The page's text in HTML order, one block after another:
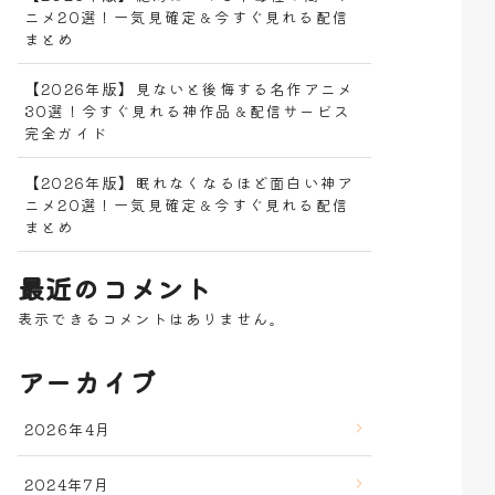
ニメ20選！一気見確定＆今すぐ見れる配信
まとめ
【2026年版】見ないと後悔する名作アニメ
30選！今すぐ見れる神作品＆配信サービス
完全ガイド
【2026年版】眠れなくなるほど面白い神ア
ニメ20選！一気見確定＆今すぐ見れる配信
まとめ
最近のコメント
表示できるコメントはありません。
アーカイブ
2026年4月
2024年7月